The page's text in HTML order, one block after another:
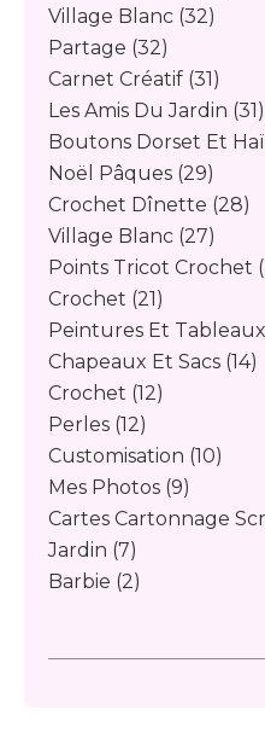
Village Blanc (32)
Partage (32)
Carnet Créatif (31)
Les Amis Du Jardin (31)
Boutons Dorset Et
Noël Pâques (29)
Crochet Dînette (28)
Village Blanc (27)
Points Tricot Crochet
Crochet (21)
Peintures Et Tableaux
Chapeaux Et Sacs (14)
Crochet (12)
Perles (12)
Customisation (10)
Mes Photos (9)
Cartes Cartonnage
Jardin (7)
Barbie (2)